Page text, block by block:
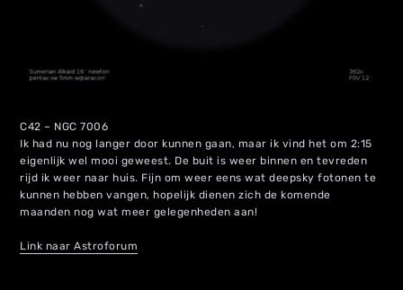
C42 – NGC 7006
Ik had nu nog langer door kunnen gaan, maar ik vind het om 2:15
eigenlijk wel mooi geweest. De buit is weer binnen en tevreden
rijd ik weer naar huis. Fijn om weer eens wat deepsky fotonen te
kunnen hebben vangen, hopelijk dienen zich de komende
maanden nog wat meer gelegenheden aan!
Link naar Astroforum